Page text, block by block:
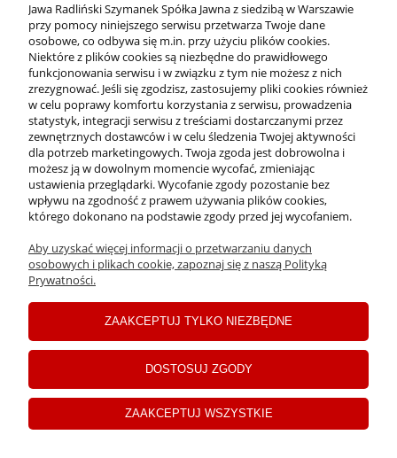
O NAS
INFORMACJE
PŁATNOŚCI I DOSTAWA
MOJE KONTO
Copyrights ©2024 Drogerie Jawa
Sklep internetowy Shoper Premium
Jawa Radliński Szymanek Spółka Jawna z siedzibą w Warszawie
przy pomocy niniejszego serwisu przetwarza Twoje dane
osobowe, co odbywa się m.in. przy użyciu plików cookies.
Niektóre z plików cookies są niezbędne do prawidłowego
funkcjonowania serwisu i w związku z tym nie możesz z nich
zrezygnować. Jeśli się zgodzisz, zastosujemy pliki cookies również
w celu poprawy komfortu korzystania z serwisu, prowadzenia
statystyk, integracji serwisu z treściami dostarczanymi przez
zewnętrznych dostawców i w celu śledzenia Twojej aktywności
dla potrzeb marketingowych. Twoja zgoda jest dobrowolna i
możesz ją w dowolnym momencie wycofać, zmieniając
ustawienia przeglądarki. Wycofanie zgody pozostanie bez
wpływu na zgodność z prawem używania plików cookies,
którego dokonano na podstawie zgody przed jej wycofaniem.
Aby uzyskać więcej informacji o przetwarzaniu danych
osobowych i plikach cookie, zapoznaj się z naszą Polityką
Prywatności.
ZAAKCEPTUJ TYLKO NIEZBĘDNE
DOSTOSUJ ZGODY
ZAAKCEPTUJ WSZYSTKIE